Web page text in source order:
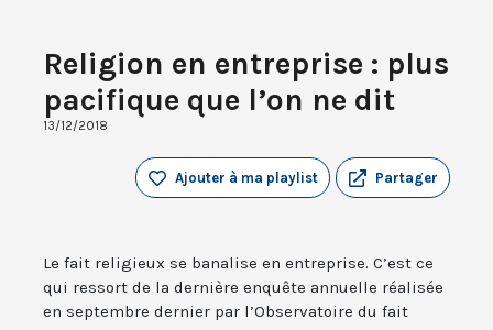
Religion en entreprise : plus
pacifique que l’on ne dit
13/12/2018
Partager
Ajouter à ma playlist
Le fait religieux se banalise en entreprise. C’est ce
qui ressort de la dernière enquête annuelle réalisée
en septembre dernier par l’Observatoire du fait